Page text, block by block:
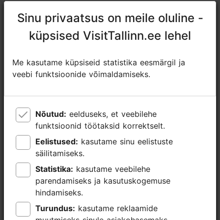
0
0
6
Tehnilised
vahendid,
mis sisalduvad
hinnas
video-/ dataprojektor, ekraan
Sinu privaatsus on meile oluline -
küpsised VisitTallinn.ee lehel
Me kasutame küpsiseid statistika eesmärgil ja
veebi funktsioonide võimaldamiseks.
Nõutud:
funktsioonid töötaksid korrektselt.
Eelistused:
säilitamiseks.
Statistika:
parendamiseks ja kasutuskogemuse
hindamiseks.
Turundus:
Sinu privaatsus on meile oluline -
küpsised VisitTallinn.ee lehel
Me kasutame küpsiseid statistika eesmärgil ja
veebi funktsioonide võimaldamiseks.
Nõutud:
funktsioonid töötaksid korrektselt.
Eelistused:
säilitamiseks.
Statistika:
parendamiseks ja kasutuskogemuse
hindamiseks.
Turundus: